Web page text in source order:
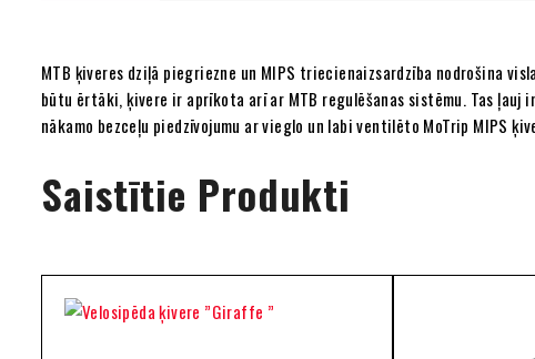
MTB ķiveres dziļā piegriezne un MIPS triecienaizsardzība nodrošina
būtu ērtāki, ķivere ir aprīkota arī ar MTB regulēšanas sistēmu. Tas
nākamo bezceļu piedzīvojumu ar vieglo un labi ventilēto MoTrip MIPS
Saistītie Produkti